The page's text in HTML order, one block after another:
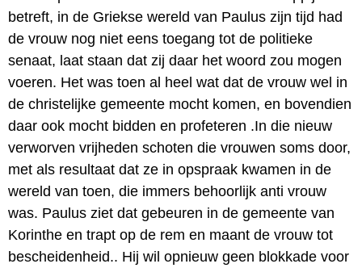
betreft, in de Griekse wereld van Paulus zijn tijd had
de vrouw nog niet eens toegang tot de politieke
senaat, laat staan dat zij daar het woord zou mogen
voeren. Het was toen al heel wat dat de vrouw wel in
de christelijke gemeente mocht komen, en bovendien
daar ook mocht bidden en profeteren .In die nieuw
verworven vrijheden schoten die vrouwen soms door,
met als resultaat dat ze in opspraak kwamen in de
wereld van toen, die immers behoorlijk anti vrouw
was. Paulus ziet dat gebeuren in de gemeente van
Korinthe en trapt op de rem en maant de vrouw tot
bescheidenheid.. Hij wil opnieuw geen blokkade voor